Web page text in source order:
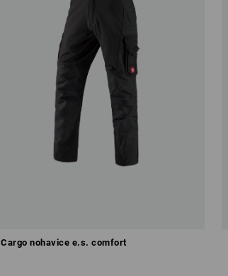
Cargo nohavice e.s. comfort